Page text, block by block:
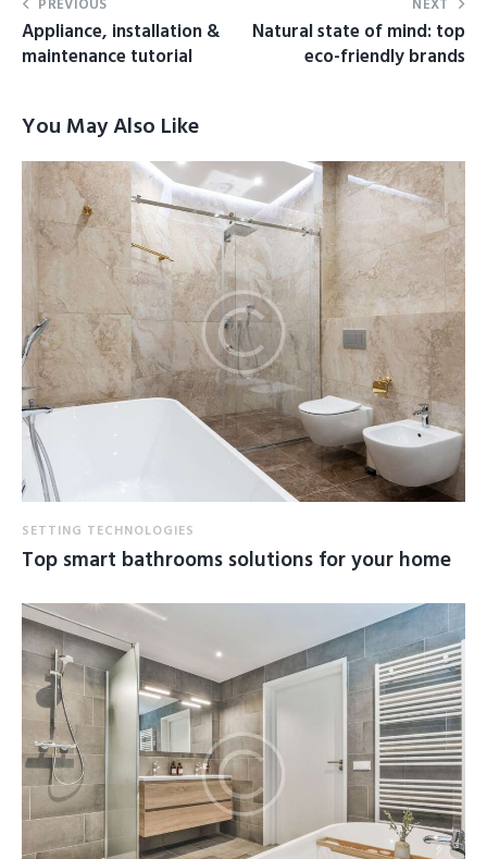
PREVIOUS
Appliance, installation &
maintenance tutorial
NEXT
Natural state of mind: top
eco-friendly brands
You May Also Like
SETTING TECHNOLOGIES
Top smart bathrooms solutions for your home